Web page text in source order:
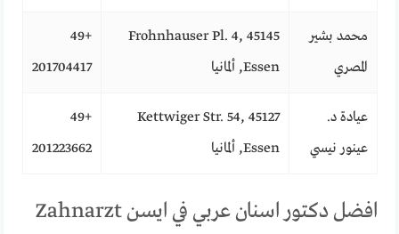
محمد بشير
المصري
Frohnhauser Pl. 4, 45145
Essen, ألمانيا
+49
201704417
عيادة د.
عينور نيسي
Kettwiger Str. 54, 45127
Essen, ألمانيا
+49
201223662
افضل دكتور اسنان عربي في ايسن Zahnarzt